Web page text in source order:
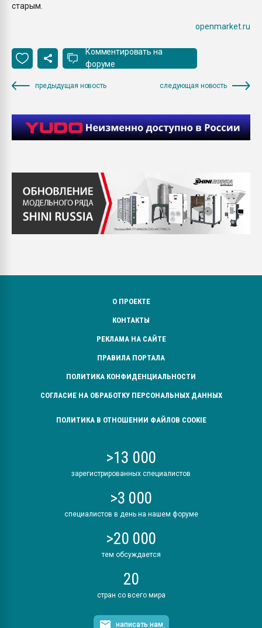
старым.
openmarket.ru
Комментировать на
форуме
предыдущая новость следующая новость
О ПРОЕКТЕ
КОНТАКТЫ
РЕКЛАМА НА САЙТЕ
ПРАВИЛА ПОРТАЛА
ПОЛИТИКА КОНФИДЕНЦИАЛЬНОСТИ
СОГЛАСИЕ НА ОБРАБОТКУ ПЕРСОНАЛЬНЫХ ДАННЫХ
ПОЛИТИКА В ОТНОШЕНИИ ФАЙЛОВ COOKIE
>13 000
зарегистрированных специалистов
>3 000
специалистов в день на нашем форуме
>20 000
тем обсуждается
20
стран со всего мира
написать нам